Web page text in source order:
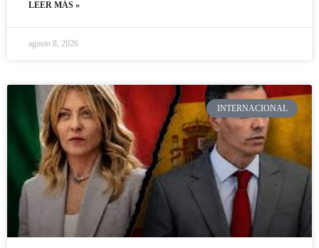
LEER MÁS »
agosto 8, 2026
INTERNACIONAL